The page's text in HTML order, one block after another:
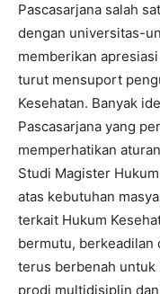
Pascasarjana salah
dengan universitas-
memberikan
turut mensuport
Kesehatan. Banyak
Pascasarjana yang
memperhatikan
Studi Magister
atas kebutuhan
terkait Hukum
bermutu, berkeadilan
terus berbenah
prodi multidisiplin